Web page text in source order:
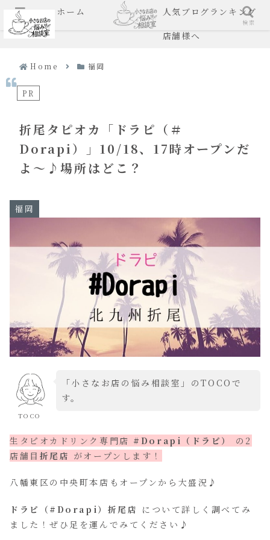
ホーム 人気ブログランキング
店舗様へ
Home 福岡
PR
折尾タピオカ「ドラピ（＃
Dorapi）」10/18、17時オープンだ
よ～♪場所はどこ？
福岡
TOCO
「小さなお店の悩み相談室」のTOCOで
す。
生タピオカドリンク専門店 #Dorapi（ドラピ）
の2
店舗目 折尾店 がオープンします！
八幡東区の中央町本店もオープンから大盛況♪
ドラピ（#Dorapi）折尾店 について詳しく調べてみ
ました！ぜひ足を運んでみてください♪
メニュー 検索